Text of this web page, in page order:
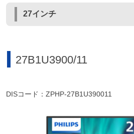
27インチ
27B1U3900/11
DISコード：ZPHP-27B1U390011